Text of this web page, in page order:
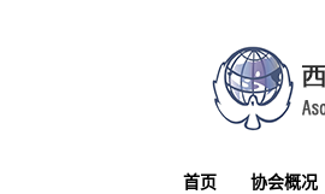
首页 协会概况